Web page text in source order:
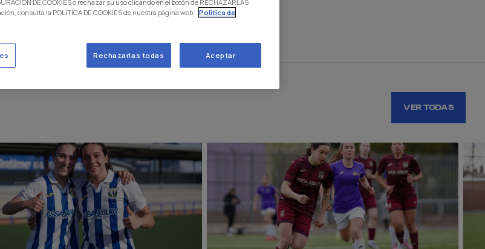
VER TODAS
DE COOKIES o rechazar su uso clicando en el botón de RECHAZARLAS
consulta la POLÍTICA DE COOKIES de nuestra página web.
Politica de
Rechazarlas todas Aceptar